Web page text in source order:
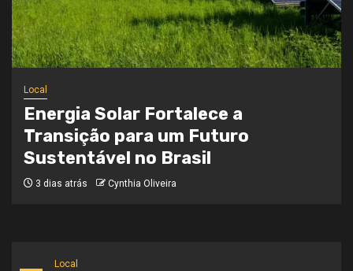
Local
Local
Onde a Informação Encontra o Seu
Caminho
3 semanas atrás Cynthia Oliveira